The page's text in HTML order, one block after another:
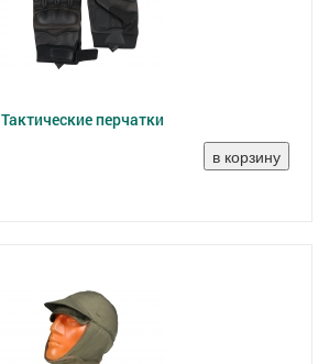
Тактические перчатки